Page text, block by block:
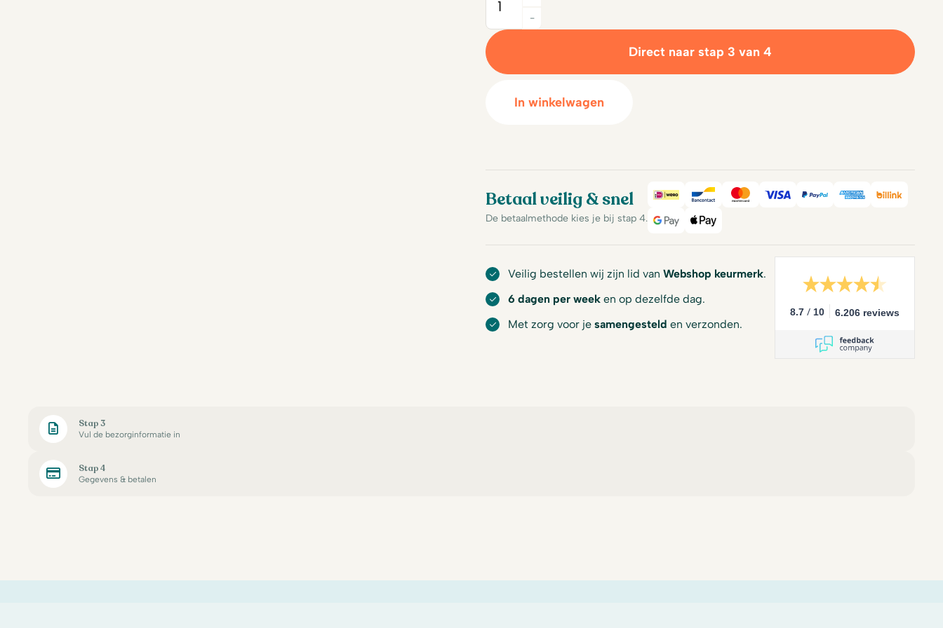
Quantity
-
Direct naar stap 3 van 4
In winkelwagen
Betaal veilig & snel
De betaalmethode kies je bij stap 4.
iDeal BancontactMastercard
Visa PayPalAmerican
Billink
Google PayApple Pay
Veilig bestellen wij zijn lid van Webshop keurmerk.
6 dagen per week en op dezelfde dag.
Met zorg voor je samengesteld en verzonden.
8.7 / 10 6.206 reviews
Stap 3
Vul de bezorginformatie in
Stap 4
Gegevens & betalen